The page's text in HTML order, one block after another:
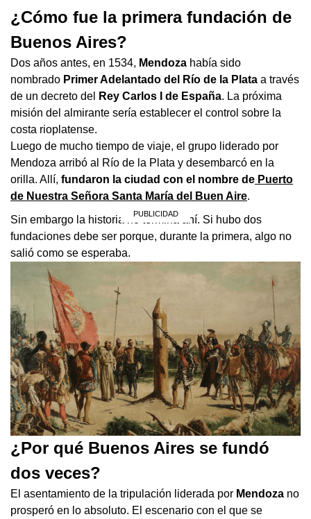
¿Cómo fue la primera fundación de
Buenos Aires?
Dos años antes, en 1534, Mendoza había sido
nombrado Primer Adelantado del Río de la Plata a través
de un decreto del
Rey Carlos I de España. La próxima
misión del almirante sería establecer el control sobre la
costa rioplatense.
Luego de mucho tiempo de viaje, el grupo liderado por
Mendoza arribó al Río de la Plata y desembarcó en la
orilla. Allí, fundaron la ciudad con el nombre de Puerto
de Nuestra Señora Santa María del Buen Aire.
Sin embargo la historia no termina ahí. Si hubo dos
fundaciones debe ser porque, durante la primera, algo no
salió como se esperaba.
¿Por qué Buenos Aires se fundó
dos veces?
El asentamiento de la tripulación liderada por Mendoza no
prosperó en lo absoluto. El escenario con el que se